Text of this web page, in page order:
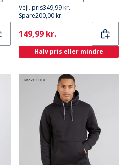
Vejl. pris349,99 kr.
Spare200,00 kr.
Current
149,99 kr.
Halv pris eller mindre